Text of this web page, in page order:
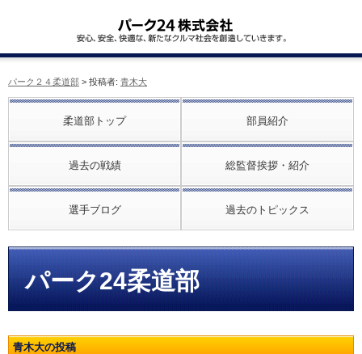
パーク２４柔道部 > 投稿者: 青木大
柔道部トップ 部員紹介
過去の戦績 総監督挨拶・紹介
選手ブログ 過去のトピックス
パーク24柔道部
青木大の投稿